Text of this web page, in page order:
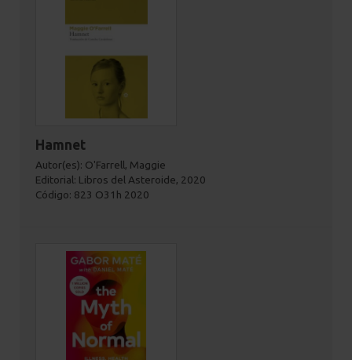
Hamnet
Autor(es): O'Farrell, Maggie
Editorial: Libros del Asteroide, 2020
Código: 823 O31h 2020